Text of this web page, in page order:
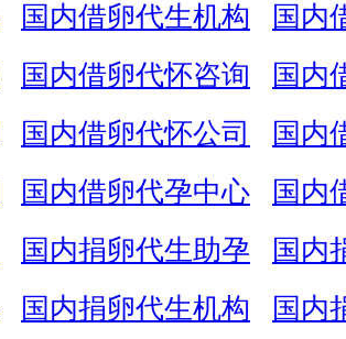
国内借卵代生机构
国内
国内借卵代怀咨询
国内
国内借卵代怀公司
国内
国内借卵代孕中心
国内
国内捐卵代生助孕
国内
国内捐卵代生机构
国内